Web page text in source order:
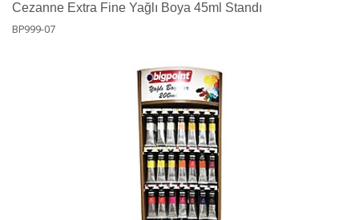
Cezanne Extra Fine Yağlı Boya 45ml Standı
BP999-07